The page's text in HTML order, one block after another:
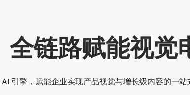
全链路赋能视觉
引擎，赋能企业实现产品视觉与增长级内容的一站